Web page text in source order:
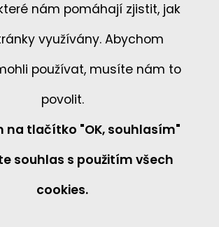
nám pomáhají zjistit, jak
využívány. Abychom
používat, musíte nám to
povolit.
na tlačítko "OK, souhlasím"
souhlas s použitím všech
cookies.